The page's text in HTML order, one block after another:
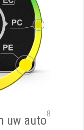
uw auto8